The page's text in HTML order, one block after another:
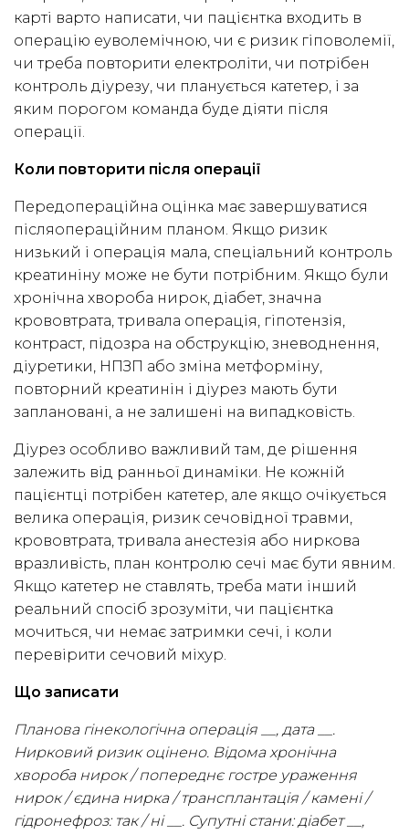
карті варто написати, чи пацієнтка входить в
операцію еуволемічною, чи є ризик гіповолемії,
чи треба повторити електроліти, чи потрібен
контроль діурезу, чи планується катетер, і за
яким порогом команда буде діяти після
операції.
Коли повторити після операції
Передопераційна оцінка має завершуватися
післяопераційним планом. Якщо ризик
низький і операція мала, спеціальний контроль
креатиніну може не бути потрібним. Якщо були
хронічна хвороба нирок, діабет, значна
крововтрата, тривала операція, гіпотензія,
контраст, підозра на обструкцію, зневоднення,
діуретики, НПЗП або зміна метформіну,
повторний креатинін і діурез мають бути
заплановані, а не залишені на випадковість.
Діурез особливо важливий там, де рішення
залежить від ранньої динаміки. Не кожній
пацієнтці потрібен катетер, але якщо очікується
велика операція, ризик сечовідної травми,
крововтрата, тривала анестезія або ниркова
вразливість, план контролю сечі має бути явним.
Якщо катетер не ставлять, треба мати інший
реальний спосіб зрозуміти, чи пацієнтка
мочиться, чи немає затримки сечі, і коли
перевірити сечовий міхур.
Що записати
Планова гінекологічна операція __, дата __.
Нирковий ризик оцінено. Відома хронічна
хвороба нирок / попереднє гостре ураження
нирок / єдина нирка / трансплантація / камені /
гідронефроз: так / ні __. Супутні стани: діабет __,